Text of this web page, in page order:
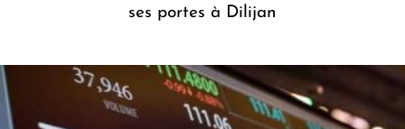
ses portes à Dilijan